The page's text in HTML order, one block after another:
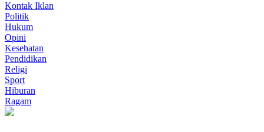
Kontak Iklan
Politik
Hukum
Opini
Kesehatan
Pendidikan
Religi
Sport
Hiburan
Ragam